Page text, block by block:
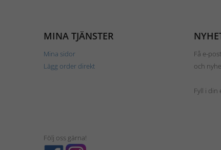
MINA TJÄNSTER
Mina sidor
Lägg order direkt
Få e-
och
Fyll i din
Följ oss gärna!